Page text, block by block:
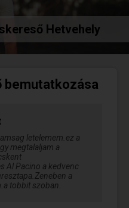
Hetvehely
bemutatkozása
letelemem.ez a
megtalaljam a
Al Pacino a kedvenc
a
tobbit szoban.